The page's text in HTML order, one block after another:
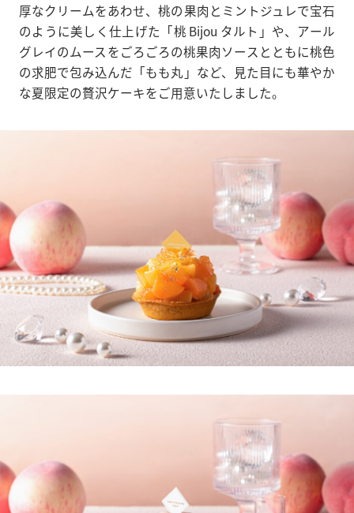
厚なクリームをあわせ、桃の果肉とミントジュレで宝石
のように美しく仕上げた「桃 Bijou タルト」や、アール
グレイのムースをごろごろの桃果肉ソースとともに桃色
の求肥で包み込んだ「もも丸」など、見た目にも華やか
な夏限定の贅沢ケーキをご用意いたしました。